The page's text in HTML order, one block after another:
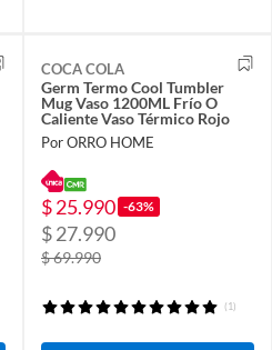
COCA COLA
Germ Termo Cool Tumbler
Mug Vaso 1200ML Frío O
Caliente Vaso Térmico Rojo
Por ORRO HOME
$ 25.990 -63%
$ 27.990
$ 69.990
(1)